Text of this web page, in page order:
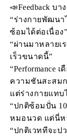
📣Feedback บ
“ร่างกายพัฒนา
ซ้อมได้ต่อเนื่อง”
“ผ่านมาหลายเ
เร็วขนาดนี้”
“Performance
ความชันสะสม
แต่ร่างกายแทบ
“ปกติซ้อมปั่น
หมอนวด แต่นี่ห
“ปกติเวททีจะป